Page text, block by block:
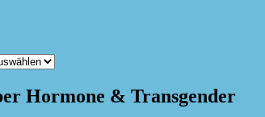
Hormone & Transgender